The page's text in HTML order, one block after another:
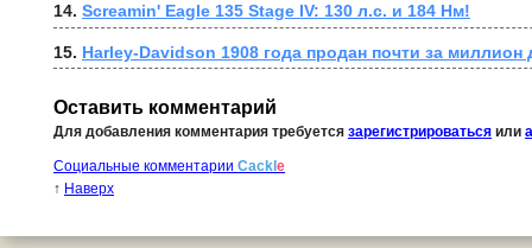
14. Screamin' Eagle 135 Stage IV: 130 л.с. и 184 Нм!
15. Harley-Davidson 1908 года продан почти за миллион
Оставить комментарий
Для добавления комментария требуется зарегистрироваться или
Социальные комментарии Cackle
↑ Наверх